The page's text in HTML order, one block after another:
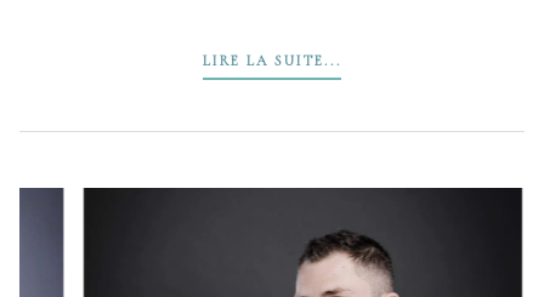
LIRE LA SUITE...